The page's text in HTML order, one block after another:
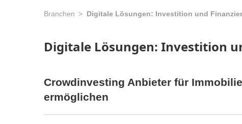
Branchen Digitale Lösungen: Investition und
Digitale Lösungen: Investition
Crowdinvesting Anbieter für
ermöglichen